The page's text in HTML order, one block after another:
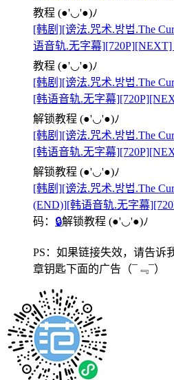
教程 (●'◡'●)ﾉ
[韩剧][谤法.咒术.방법.The
语音轨.无字幕
教程 (●'◡'●)ﾉ
[韩剧][谤法.咒术.방법.The
[韩语音轨.无字幕
解锁教程 (●'◡'●)ﾉ
[韩剧][谤法.咒术.방법.The
[韩语音轨.无字幕
解锁教程 (●'◡'●)ﾉ
[韩剧][谤法.咒术.방법.The
(END)][韩语音轨.无字幕
码： 🔒解锁教程 (●'◡'●)ﾉ
PS：如果链接失效，请告诉
章钥匙下面的广告 （¯﹃¯）